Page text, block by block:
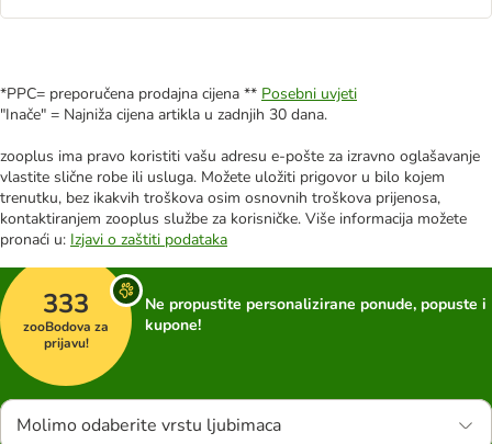
*PPC= preporučena prodajna cijena ** Posebni uvjeti
"Inače" = Najniža cijena artikla u zadnjih 30 dana.
zooplus ima pravo koristiti vašu adresu e-pošte za izravno oglašavanje
vlastite slične robe ili usluga. Možete uložiti prigovor u bilo kojem
trenutku, bez ikakvih troškova osim osnovnih troškova prijenosa,
kontaktiranjem zooplus službe za korisničke. Više informacija možete
pronaći u: Izjavi o zaštiti podataka
333
zooBodova za
prijavu!
Ne propustite personalizirane ponude, popuste i
kupone!
Molimo odaberite vrstu ljubimaca